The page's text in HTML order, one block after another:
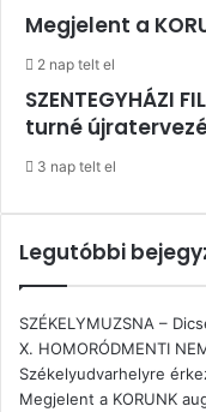
Megjelent a
2 nap telt el
SZENTEGYHÁZI
turné
3 nap telt el
Legutóbbi
SZÉKELYMUZSNA –
X. HOMORÓDMENTI
Székelyudvarhelyre
Megjelent a KORUNK